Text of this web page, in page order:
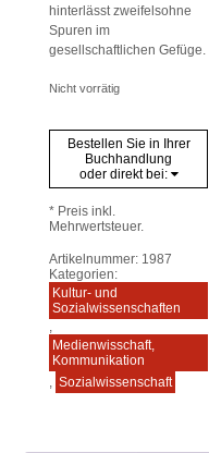
hinterlässt zweifelsohne
Spuren im
gesellschaftlichen Gefüge.
Nicht vorrätig
Bestellen Sie in Ihrer
Buchhandlung
oder direkt bei:
* Preis inkl.
Mehrwertsteuer.
Artikelnummer: 1987
Kategorien:
Kultur- und
Sozialwissenschaften
,
Medienwisschaft,
Kommunikation
, Sozialwissenschaft